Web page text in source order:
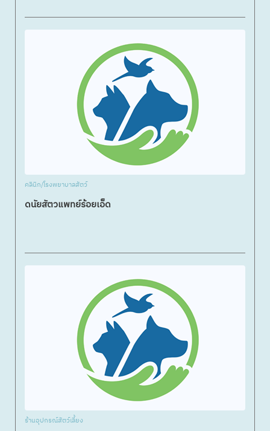
คลินิก/โรงพยาบาลสัตว์
ดนัยสัตวแพทย์ร้อยเอ็ด
ร้านอุปกรณ์สัตว์เลี้ยง